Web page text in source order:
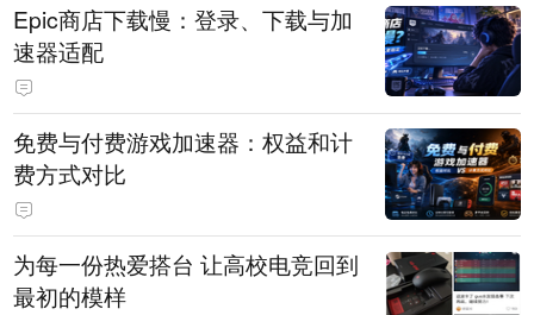
Epic商店下载慢：登录、下载与加
速器适配
免费与付费游戏加速器：权益和计
费方式对比
为每一份热爱搭台 让高校电竞回到
最初的模样